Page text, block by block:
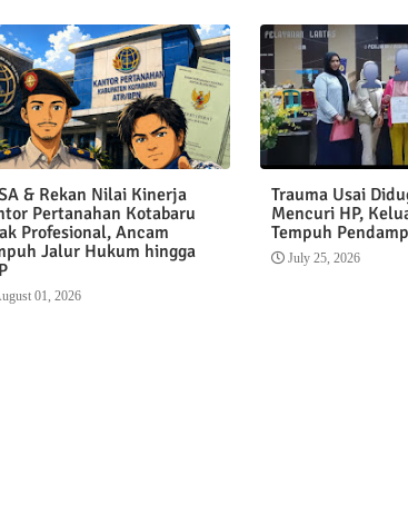
& Rekan Nilai Kinerja
Pertanahan Kotabaru
Profesional, Ancam
Jalur Hukum hingga
01, 2026
Trauma Usai
Mencuri HP,
Tempuh
July 25, 2026